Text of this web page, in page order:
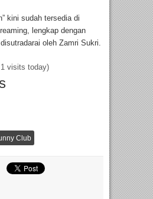
kini sudah tersedia di
lengkap dengan
oleh Zamri Sukri.
visits today)
Club